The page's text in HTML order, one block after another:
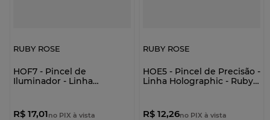
RUBY ROSE
HOF7 - Pincel de
Iluminador - Linha
R$ 17,01no PIX à vista
RUBY ROSE
HOE5 - Pincel de Precisão -
Linha Holographic - Ruby
R$ 12,26no PIX à vista